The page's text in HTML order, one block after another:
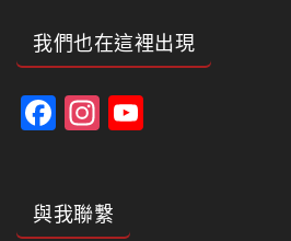
我們也在這裡出現
Facebook
Instagram
與我聯繫